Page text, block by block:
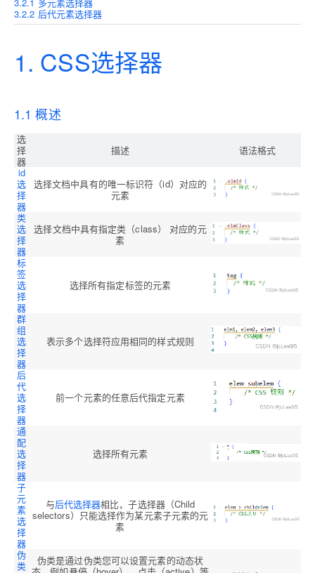
3.2.2 后代元素选择器
1. CSS选择器
1.1 概述
选
择
器
描述 语法格式
id
选
择
器
选择文档中具有的唯一标识符（id）对应的
元素
类
选
择
器
选择文档中具有指定类（class） 对应的元
素
标
签
选
择
器
选择所有指定标签的元素
群
组
选
择
器
表示多个选择符应用相同的样式规则
后
代
选
择
器
前一个元素的任意后代指定元素
通
配
选
择
器
选择所有元素
子
元
素
选
择
器
与后代选择器相比，子选择器（Child
selectors）只能选择作为某元素子元素的元
素
伪
类
伪类是通过伪类您可以设置元素的动态状